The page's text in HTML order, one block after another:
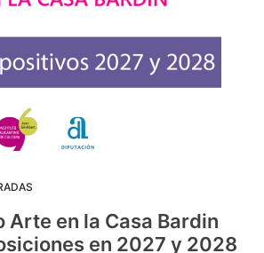
Arte en la Casa Bardin
en 2027 y 2028